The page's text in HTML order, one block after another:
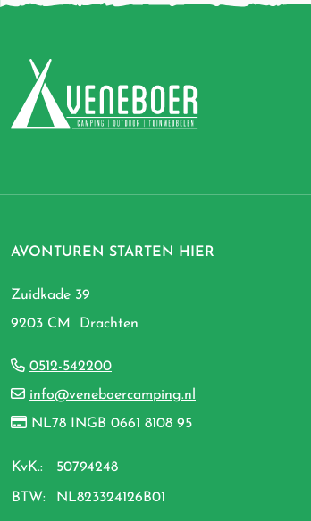
AVONTUREN STARTEN HIER
Zuidkade 39
9203 CM Drachten
0512-542200
info@veneboercamping.nl
NL78 INGB 0661 8108 95
KvK.: 50794248
BTW: NL823324126B01